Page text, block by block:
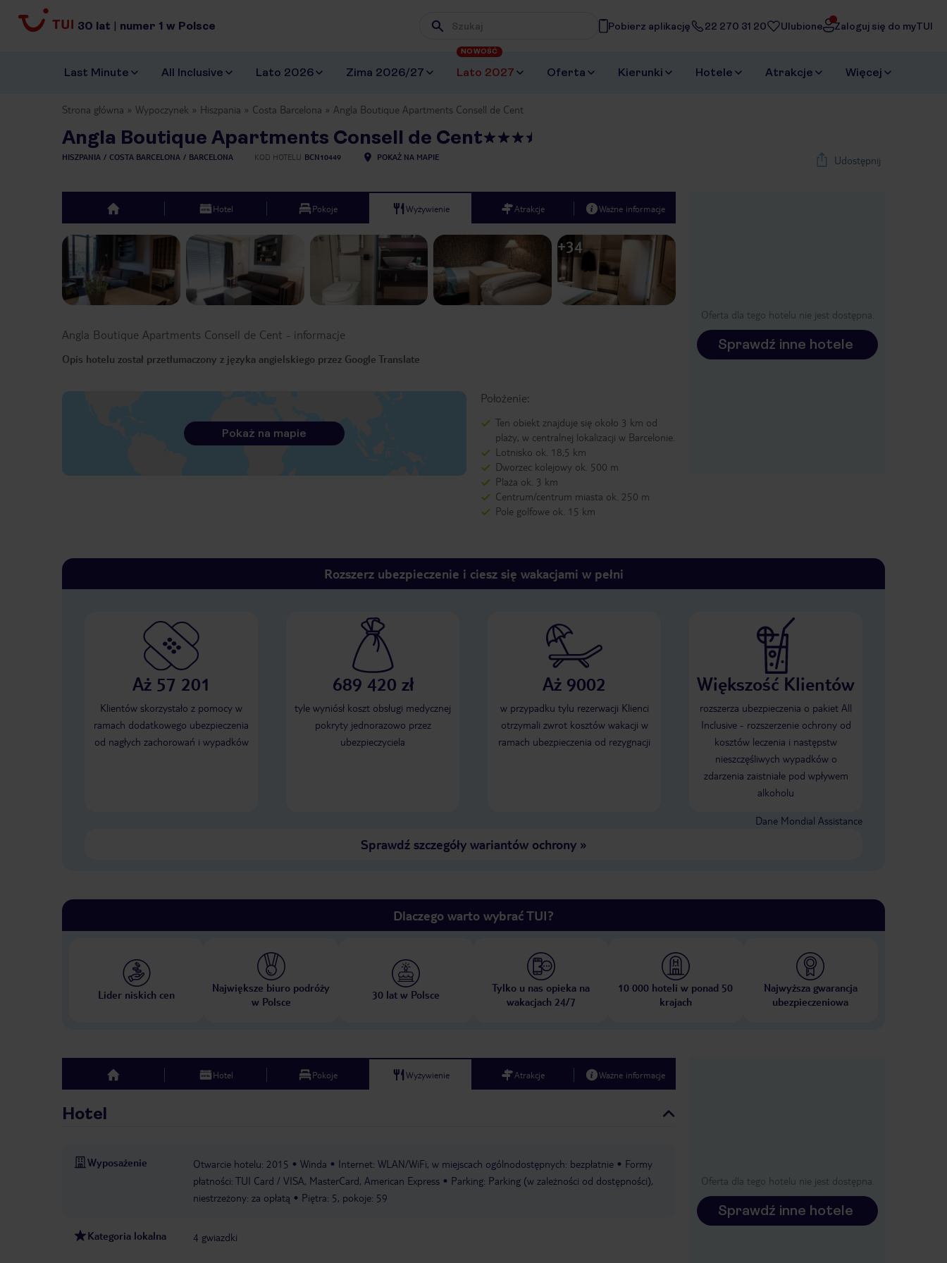
30 lat | numer 1 w Polsce Wpisz frazę, której szukasz
Pobierz aplikację 22 270 31 20 Ulubione Zaloguj się do myTUI
Last Minute All Inclusive Lato 2026 Zima 2026/27 Lato 2027
NOWOŚĆ
Oferta Kierunki Hotele Atrakcje Więcej
Strona główna Wypoczynek Hiszpania Costa Barcelona Angla Boutique Apartments Consell de Cent
Angla Boutique Apartments Consell de Cent
HISZPANIA COSTA BARCELONA BARCELONA KOD HOTELU BCN10449 POKAŻ NA MAPIE Udostępnij
Oferta dla tego hotelu nie jest dostępna.
Sprawdź inne hotele
top Hotel Pokoje Wyżywienie Atrakcje Ważne informacje
Previous slide Next slide
1 /40
+34
Angla Boutique Apartments Consell de Cent - informacje
Opis hotelu został przetłumaczony z języka angielskiego przez Google Translate
Położenie:
Ten obiekt znajduje się około 3 km od
plaży, w centralnej lokalizacji w Barcelonie.
Lotnisko ok. 18,5 km
Dworzec kolejowy ok. 500 m
Plaża ok. 3 km
Centrum/centrum miasta ok. 250 m
Pole golfowe ok. 15 km
Pokaż na mapie
Rozszerz ubezpieczenie i ciesz się wakacjami w pełni
Aż 57 201
Klientów skorzystało z pomocy w
ramach dodatkowego ubezpieczenia
od nagłych zachorowań i wypadków
689 420 zł
tyle wyniósł koszt obsługi medycznej
pokryty jednorazowo przez
ubezpieczyciela
Aż 9002
w przypadku tylu rezerwacji Klienci
otrzymali zwrot kosztów wakacji w
ramach ubezpieczenia od rezygnacji
Większość Klientów
rozszerza ubezpieczenia o pakiet All
Inclusive - rozszerzenie ochrony od
kosztów leczenia i następstw
nieszczęśliwych wypadków o
zdarzenia zaistniałe pod wpływem
alkoholu
Dane Mondial Assistance
Sprawdź szczegóły wariantów ochrony»
Dlaczego warto wybrać TUI?
Lider niskich cen
Największe biuro podróży
w Polsce
30 lat w Polsce
Tylko u nas opieka na
wakacjach 24/7
10 000 hoteli w ponad 50
krajach
Najwyższa gwarancja
ubezpieczeniowa
top Hotel Pokoje Wyżywienie Atrakcje Ważne informacje
Hotel
Wyposażenie Otwarcie hotelu: 2015 Winda Internet: WLAN/WiFi, w miejscach ogólnodostępnych: bezpłatnie
Formy
płatności: TUI Card / VISA, MasterCard, American Express
Parking: Parking (w zależności od dostępności),
niestrzeżony: za opłatą
Piętra: 5, pokoje: 59
Kategoria lokalna 4 gwiazdki
Oferta dla tego hotelu nie jest dostępna.
Sprawdź inne hotele